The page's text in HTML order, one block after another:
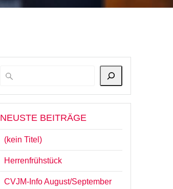
NEUSTE BEITRÄGE
(kein Titel)
Herrenfrühstück
CVJM-Info August/September